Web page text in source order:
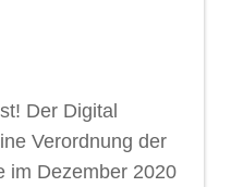
Der Digital
Verordnung der
im Dezember 2020